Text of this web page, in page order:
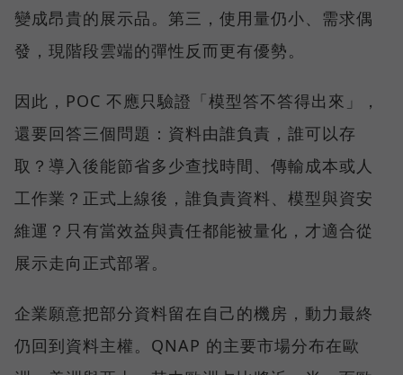
變成昂貴的展示品。第三，使用量仍小、需求偶
發，現階段雲端的彈性反而更有優勢。
因此，POC 不應只驗證「模型答不答得出來」，
還要回答三個問題：資料由誰負責，誰可以存
取？導入後能節省多少查找時間、傳輸成本或人
工作業？正式上線後，誰負責資料、模型與資安
維運？只有當效益與責任都能被量化，才適合從
展示走向正式部署。
企業願意把部分資料留在自己的機房，動力最終
仍回到資料主權。QNAP 的主要市場分布在歐